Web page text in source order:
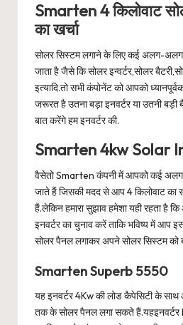
Smarten 4 किलोवाट
का खर्चा
सोलर सिस्टम लगाने के लिए कई अलग-अलग
जाता है जैसे कि सोलर इन्वर्टर,सोलर
इत्यादि.तो सभी कंपोनेंट को आपको
जरूरत है उतना बड़ा इनवर्टर या उतनी बड़ी
बात करेंगे हम इनवर्टर की.
Smarten 4kw Solar
वैसेतो Smarten कंपनी में आपको कई
जाते हैं जिसकी मदद से आप 4 किलोवाट का
हैं.लेकिन हमारा सुझाव हमेशा यही रहता है
इनवर्टर का चुनाव करें ताकि भविष्य में आप
सोलर पैनल लगाकर अपने सोलर सिस्टम को
Smarten Superb 5550
यह इनवर्टर 4Kw की लोड कैपेसिटी के
तक के सोलर पैनल लगा सकते हैं.यहइनवर्टर